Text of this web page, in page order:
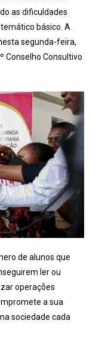
as dificuldades
básico. A
segunda-feira,
Conselho Consultivo
de alunos que
ler ou
operações
a sua
sociedade cada